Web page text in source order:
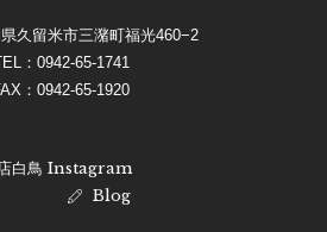
久留米市三潴町福光460−2
： 0942-65-1741
：0942-65-1920
店白鳥 Instagram
Blog